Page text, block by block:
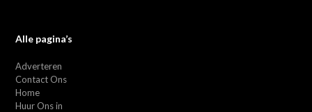
Alle pagina’s
Adverteren
Contact Ons
Home
Huur Ons in